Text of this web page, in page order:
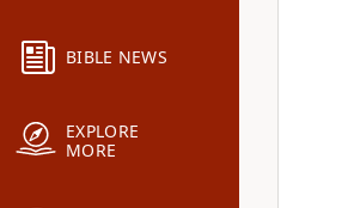
BIBLE NEWS
EXPLORE
MORE